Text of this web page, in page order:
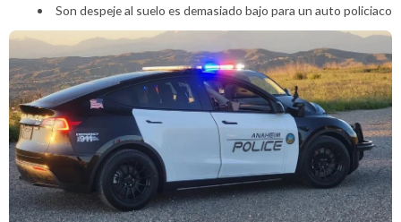
Son despeje al suelo es demasiado bajo para un auto policiaco